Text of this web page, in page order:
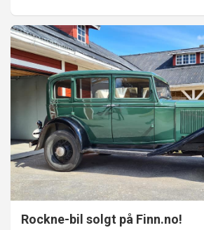
Rockne-bil solgt på Finn.no!